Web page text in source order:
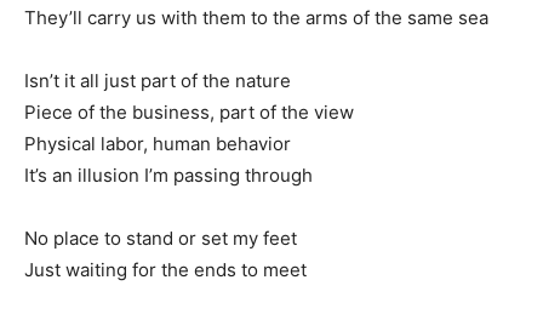
They’ll carry us with them to the arms of the same sea
Isn’t it all just part of the nature
Piece of the business, part of the view
Physical labor, human behavior
It’s an illusion I’m passing through
No place to stand or set my feet
Just waiting for the ends to meet